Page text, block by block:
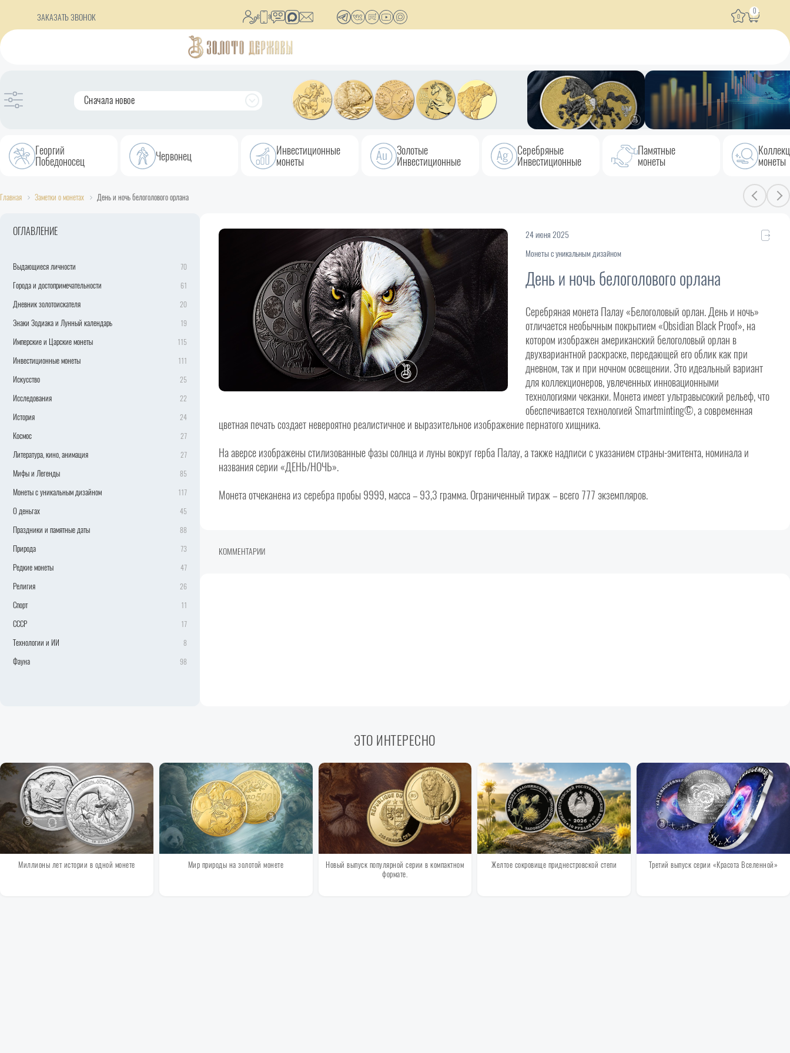
ЗАКАЗАТЬ ЗВОНОК 0
0
Сначала новое
Георгий
Победоносец Червонец Инвестиционные
монеты
Золотые
Инвестиционные
Серебряные
Инвестиционные
Памятные
монеты монеты
Главная Заметки о монетах День и ночь белоголового орлана
ОГЛАВЛЕНИЕ
Выдающиеся личности 70
Города и достопримечательности 61
Дневник золотоискателя 20
Знаки Зодиака и Лунный календарь 19
Имперские и Царские монеты 115
Инвестиционные монеты 111
Искусство 25
Исследования 22
История 24
Космос 27
Литература, кино, анимация 27
Мифы и Легенды 85
Монеты с уникальным дизайном 117
О деньгах 45
Праздники и памятные даты 88
Природа 73
Редкие монеты 47
Религия 26
Спорт 11
СССР 17
Технологии и ИИ 8
Фауна 98
24 июня 2025
Монеты с уникальным дизайном
День и ночь белоголового орлана
Серебряная монета Палау «Белоголовый орлан. День и ночь»
отличается необычным покрытием «Obsidian Black Proof», на
котором изображен американский белоголовый орлан в
двухвариантной раскраске, передающей его облик как при
дневном, так и при ночном освещении. Это идеальный вариант
для коллекционеров, увлеченных инновационными
технологиями чеканки. Монета имеет ультравысокий рельеф, что
обеспечивается технологией Smartminting©, а современная
цветная печать создает невероятно реалистичное и выразительное изображение пернатого хищника.
На аверсе изображены стилизованные фазы солнца и луны вокруг герба Палау, а также надписи с указанием страны-эмитента, номинала и
названия серии «ДЕНЬ/НОЧЬ».
Монета отчеканена из серебра пробы 9999, масса – 93,3 грамма. Ограниченный тираж – всего 777 экземпляров.
КОММЕНТАРИИ
ЭТО ИНТЕРЕСНО
Миллионы лет истории в одной монете Мир природы на золотой монете
Новый выпуск популярной серии в компактном
формате.
Желтое сокровище приднестровской степи Третий выпуск серии «Красота Вселенной»